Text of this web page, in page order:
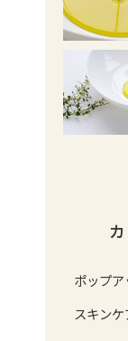
ポップ
スキンケ